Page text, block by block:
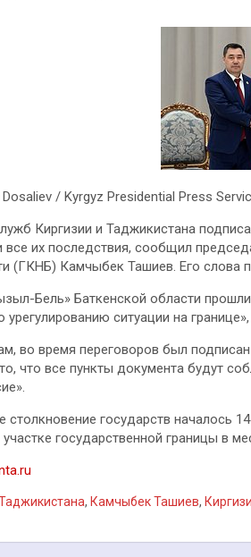
/ Kyrgyz Presidential Press
Киргизии и Таджикистана
их последствия, сообщил
(ГКНБ) Камчыбек Ташиев. Его слова
Бель» Баткенской области
ситуации на
во время переговоров был
что все пункты документа будут
столкновение государств началось
государственной границы в
, Камчыбек Ташиев,